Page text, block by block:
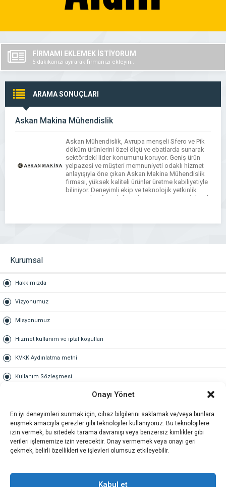
Onayı Yönet
En iyi deneyimleri sunmak için, cihaz bilgilerini saklamak ve/veya bunlara
erişmek amacıyla çerezler gibi teknolojiler kullanıyoruz. Bu teknolojilere
izin vermek, bu sitedeki tarama davranışı veya benzersiz kimlikler gibi
verileri işlememize izin verecektir. Onay vermemek veya onayı geri
çekmek, belirli özellikleri ve işlevleri olumsuz etkileyebilir.
Kabul et
FİRMAMI EKLEMEK İSTİYORUM
5 dakikanızı ayırarak firmanızı ekleyin..
ARAMA SONUÇLARI
Askan Makina Mühendislik
Askan Mühendislik, Avrupa menşeli Sfero ve Pik
döküm ürünlerini özel ölçü ve ebatlarda sunarak
sektördeki lider konumunu koruyor. Geniş ürün
yelpazesi ve müşteri memnuniyeti odaklı hizmet
anlayışıyla öne çıkan Askan Makina Mühendislik
firması, yüksek kaliteli ürünler üretme kabiliyetiyle
biliniyor. Deneyimli ekip ve teknolojik yetkinlik
sayesinde Sfero döküm (GGG40 ve GGG50) ile Pik
Kurumsal
Hakkımızda
Vizyonumuz
Misyonumuz
Hizmet kullanım ve iptal koşulları
KVKK Aydınlatma metni
Kullanım Sözleşmesi
Gold üyelik nedir
Kariyer